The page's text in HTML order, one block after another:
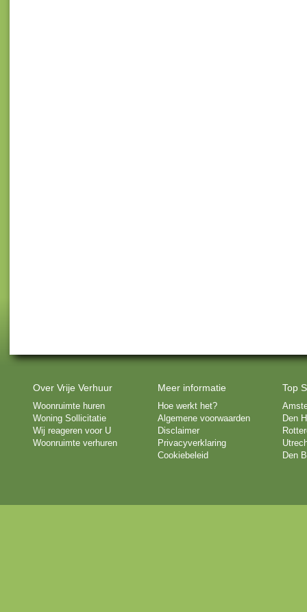
Over Vrije Verhuur
Woonruimte huren
Woning Sollicitatie
Wij reageren voor U
Woonruimte verhuren
Meer informatie
Hoe werkt het?
Algemene voorwaarden
Disclaimer
Privacyverklaring
Cookiebeleid
Top
Den
Den